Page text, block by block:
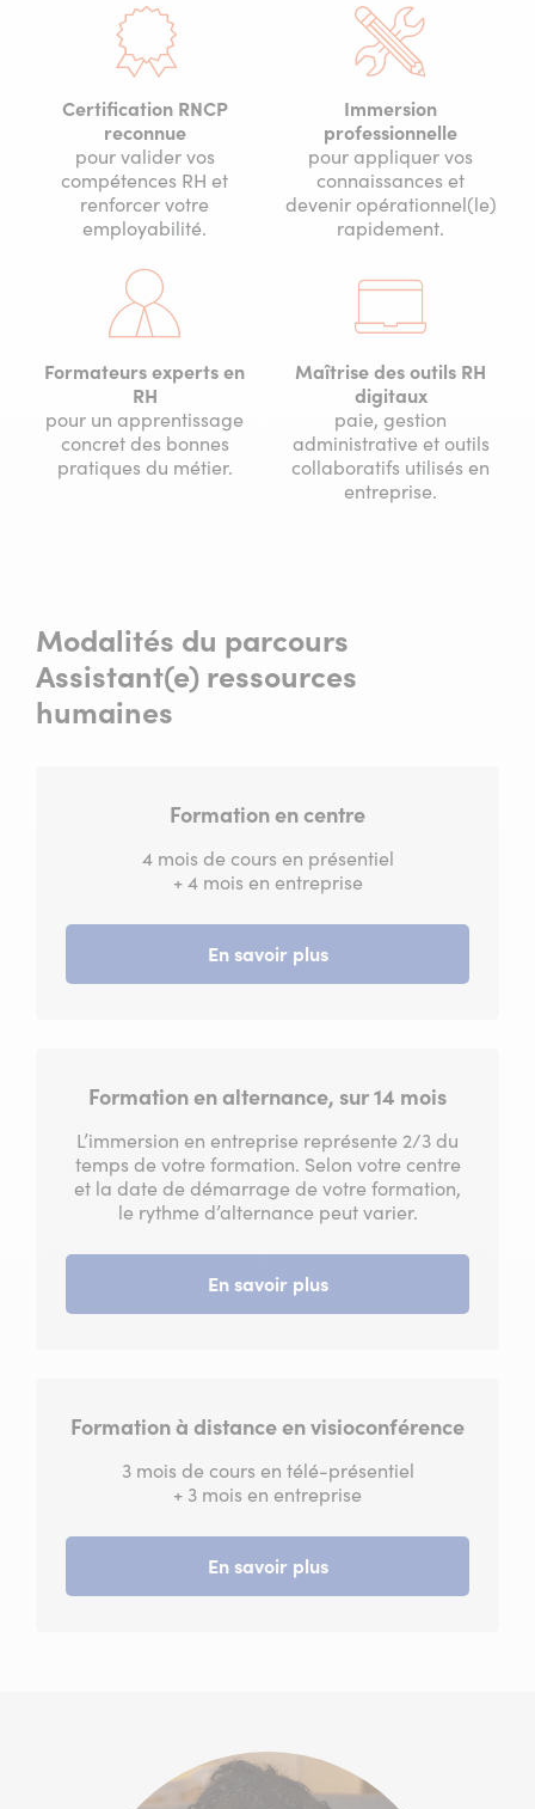
Certification RNCP
reconnue
pour valider vos
compétences RH et
renforcer votre
employabilité.
Immersion
professionnelle
pour appliquer vos
connaissances et
devenir opérationnel(le)
rapidement.
Formateurs experts en
RH
pour un apprentissage
concret des bonnes
pratiques du métier.
Maîtrise des outils RH
digitaux
paie, gestion
administrative et outils
collaboratifs utilisés en
entreprise.
Modalités du parcours
Assistant(e) ressources
humaines
Formation en centre
4 mois de cours en présentiel
+ 4 mois en entreprise
En savoir plus
Formation en alternance, sur 14 mois
L’immersion en entreprise représente 2/3 du
temps de votre formation. Selon votre centre
et la date de démarrage de votre formation,
le rythme d’alternance peut varier.
En savoir plus
Formation à distance en visioconférence
3 mois de cours en télé-présentiel
+ 3 mois en entreprise
En savoir plus